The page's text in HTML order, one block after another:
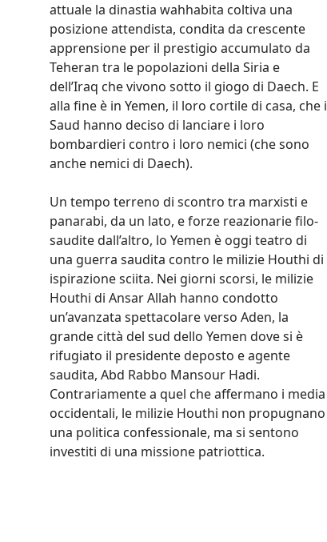
attuale la dinastia wahhabita coltiva una
posizione attendista, condita da crescente
apprensione per il prestigio accumulato da
Teheran tra le popolazioni della Siria e
dell’Iraq che vivono sotto il giogo di Daech. E
alla fine è in Yemen, il loro cortile di casa, che i
Saud hanno deciso di lanciare i loro
bombardieri contro i loro nemici (che sono
anche nemici di Daech).
Un tempo terreno di scontro tra marxisti e
panarabi, da un lato, e forze reazionarie filo-
saudite dall’altro, lo Yemen è oggi teatro di
una guerra saudita contro le milizie Houthi di
ispirazione sciita. Nei giorni scorsi, le milizie
Houthi di Ansar Allah hanno condotto
un’avanzata spettacolare verso Aden, la
grande città del sud dello Yemen dove si è
rifugiato il presidente deposto e agente
saudita, Abd Rabbo Mansour Hadi.
Contrariamente a quel che affermano i media
occidentali, le milizie Houthi non propugnano
una politica confessionale, ma si sentono
investiti di una missione patriottica.